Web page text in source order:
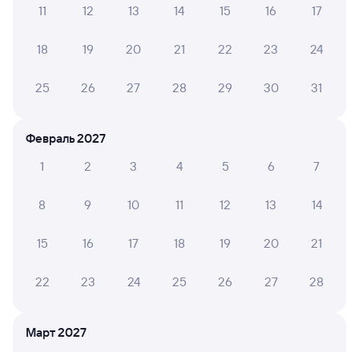
Купить билеты на поезд в Куйтун
11 12 13 14 15 16 17
18 19 20 21 22 23 24
25 26 27 28 29 30 31
Февраль 2027
1
2 3 4 5 6 7
8 9 10 11 12 13 14
15 16 17 18 19 20 21
22 23 24 25 26 27 28
Март 2027